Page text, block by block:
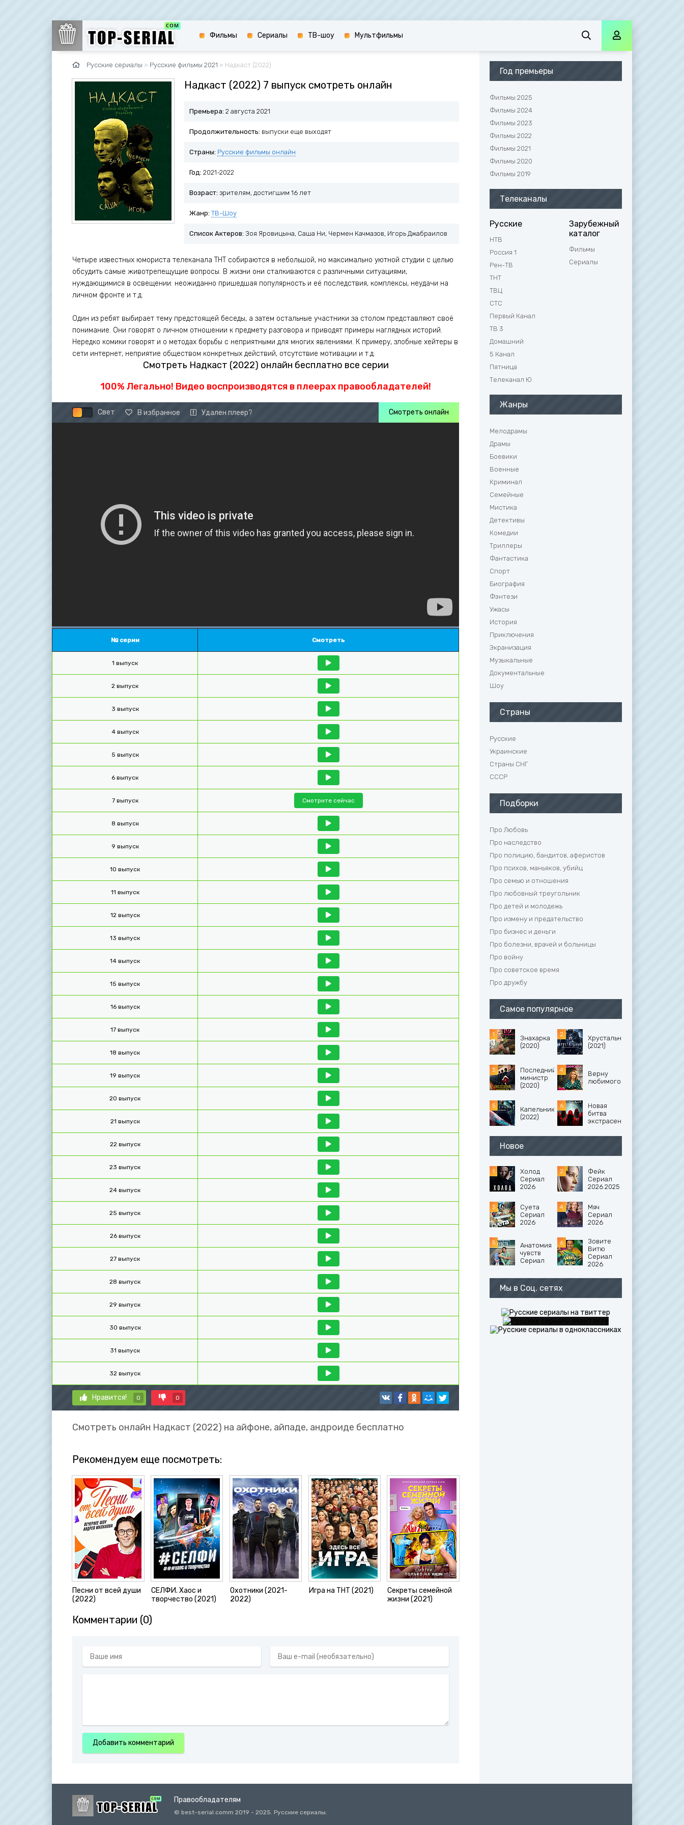
Русские сериалы » Русские фильмы 2021 » Надкаст (2022)
Надкаст (2022) 7 выпуск смотреть онлайн
Премьера: 2 августа 2021
Продолжительность: выпуски еще выходят
Страны: Русские фильмы онлайн
Год: 2021-2022
Возраст: зрителям, достигшим 16 лет
Жанр: ТВ-Шоу
Список Актеров: Зоя Яровицына, Саша Ни, Чермен Качмазов, Игорь Джабраилов
Четыре известных юмориста телеканала ТНТ собираются в небольшой, но максимально уютной студии с целью
обсудить самые животрепещущие вопросы. В жизни они сталкиваются с различными ситуациями,
нуждающимися в освещении: неожиданно пришедшая популярность и её последствия, комплексы, неудачи на
личном фронте и т.д.
Один из ребят выбирает тему предстоящей беседы, а затем остальные участники за столом представляют своё
понимание. Они говорят о личном отношении к предмету разговора и приводят примеры наглядных историй.
Нередко комики говорят и о методах борьбы с неприятными для многих явлениями. К примеру, злобные хейтеры в
сети интернет, неприятие обществом конкретных действий, отсутствие мотивации и т.д.
Смотреть Надкаст (2022) онлайн бесплатно все серии
100% Легально! Видео воспроизводятся в плеерах правообладателей!
Свет В избранное Удален плеер? Смотреть онлайн
№ серии Смотреть
1 выпуск
2 выпуск
3 выпуск
4 выпуск
5 выпуск
6 выпуск
7 выпуск Смотрите сейчас
8 выпуск
9 выпуск
10 выпуск
11 выпуск
12 выпуск
13 выпуск
14 выпуск
15 выпуск
16 выпуск
17 выпуск
18 выпуск
19 выпуск
20 выпуск
21 выпуск
22 выпуск
23 выпуск
24 выпуск
25 выпуск
26 выпуск
27 выпуск
28 выпуск
29 выпуск
30 выпуск
31 выпуск
32 выпуск
Нравится! 0 0
Смотреть онлайн Надкаст (2022) на айфоне, айпаде, андроиде бесплатно
Рекомендуем еще посмотреть:
Песни от всей души
(2022)
СЕЛФИ. Хаос и
творчество (2021)
Охотники (2021-
2022)
Игра на ТНТ (2021)
Секреты семейной
жизни (2021)
Комментарии (0)
Добавить комментарий
Год премьеры
Фильмы 2025
Фильмы 2024
Фильмы 2023
Фильмы 2022
Фильмы 2021
Фильмы 2020
Фильмы 2019
Телеканалы
Русские
НТВ
Россия 1
Рен-ТВ
ТНТ
ТВЦ
СТС
Первый Канал
ТВ 3
Домашний
5 Канал
Пятница
Телеканал Ю
Зарубежный
каталог
Фильмы
Сериалы
Жанры
Мелодрамы
Драмы
Боевики
Военные
Криминал
Семейные
Мистика
Детективы
Комедии
Триллеры
Фантастика
Спорт
Биография
Фэнтези
Ужасы
История
Приключения
Экранизация
Музыкальные
Документальные
Шоу
Страны
Русские
Украинские
Страны СНГ
СССР
Подборки
Про Любовь
Про наследство
Про полицию, бандитов, аферистов
Про психов, маньяков, убийц
Про семью и отношения
Про любовный треугольник
Про детей и молодежь
Про измену и предательство
Про бизнес и деньги
Про болезни, врачей и больницы
Про войну
Про советское время
Про дружбу
Самое популярное
Знахарка
(2020)
Хрустальный
(2021)
Последний
министр
(2020)
Верну
любимого
Капельник
(2022)
Новая
битва
экстрасенсов
Новое
Холод
Сериал
2026
Фейк
Сериал
2026 2025
Суета
Сериал
2026
Мяч
Сериал
2026
Анатомия
чувств
Сериал
Зовите
Витю
Сериал
2026
Мы в Соц. сетях
Фильмы Сериалы ТВ-шоу Мультфильмы
Правообладателям
© best-serial.comm 2019 - 2025. Русские сериалы.